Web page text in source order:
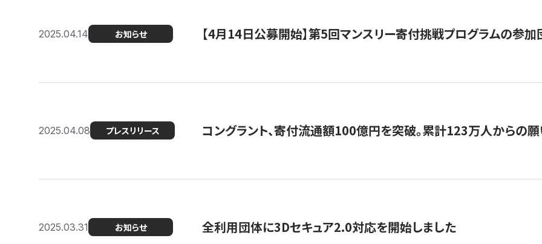
2025.04.14 お知らせ 【4月14日公募開始】第5回マンスリー寄付挑戦プログラムの参
2025.04.08 プレスリリース コングラント、寄付流通額100億円を突破。累計123万人からの
2025.03.31 お知らせ 全利用団体に3Dセキュア2.0対応を開始しました